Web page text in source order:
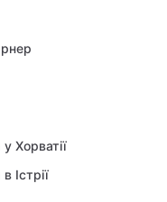
Хорватії
Істрії